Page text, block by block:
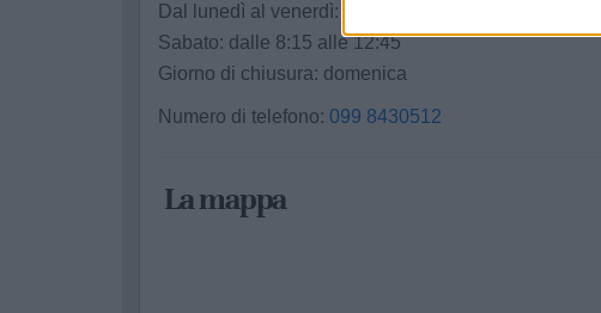
Dal lunedì al venerdì: dalle 8:15 alle 13:45
Sabato: dalle 8:15 alle 12:45
Giorno di chiusura: domenica
Numero di telefono: 099 8430512
La mappa